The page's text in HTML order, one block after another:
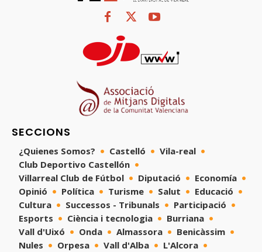
SECCIONS
¿Quienes Somos? Castelló
Vila-real
Club Deportivo Castellón
Villarreal Club de Fútbol
Diputació
Economía
Opinió
Política Turisme Salut
Educació
Cultura
Successos - Tribunals
Participació
Esports
Ciència i tecnologia
Burriana
Vall d'Uixó
Onda Almassora
Benicàssim
Nules
Orpesa Vall d'Alba
L'Alcora